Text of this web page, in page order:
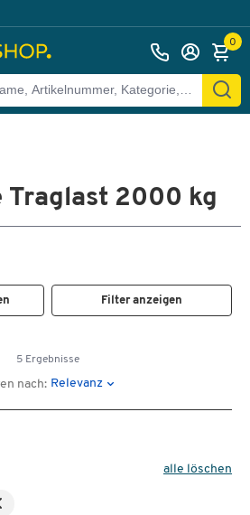
0
Traglast 2000 kg
Filter anzeigen
5 Ergebnisse
nach: Relevanz
alle löschen